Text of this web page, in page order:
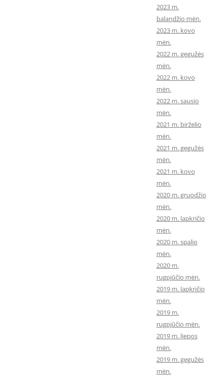
2023 m.
balandžio mėn.
2023 m. kovo
mėn.
2022 m. gegužės
mėn.
2022 m. kovo
mėn.
2022 m. sausio
mėn.
2021 m. birželio
mėn.
2021 m. gegužės
mėn.
2021 m. kovo
mėn.
2020 m. gruodžio
mėn.
2020 m. lapkričio
mėn.
2020 m. spalio
mėn.
2020 m.
rugpjūčio mėn.
2019 m. lapkričio
mėn.
2019 m.
rugpjūčio mėn.
2019 m. liepos
mėn.
2019 m. gegužės
mėn.